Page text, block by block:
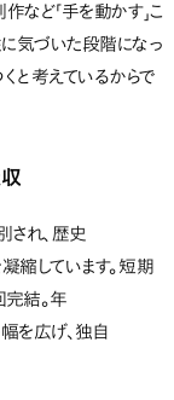
など「手を動かす」こ
気づいた段階になっ
くと考えているからで
され、歴史
縮しています。短期
結。年
を広げ、独自